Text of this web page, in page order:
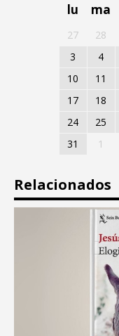
lu
ma
27 28
3
4
10
11
17
18
24
25
31
1
Relacionados